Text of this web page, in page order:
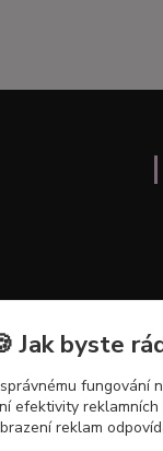
Jak byste
efektivity
reklam